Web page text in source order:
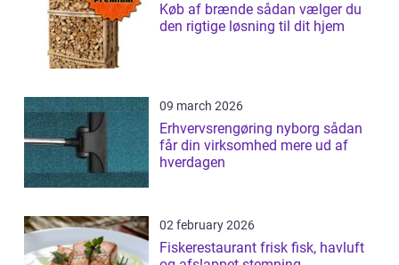
Køb af brænde sådan vælger du
den rigtige løsning til dit hjem
09 march 2026
Erhvervsrengøring nyborg sådan
får din virksomhed mere ud af
hverdagen
02 february 2026
Fiskerestaurant frisk fisk, havluft